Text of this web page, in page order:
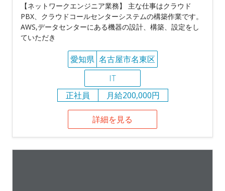
【ネットワークエンジニア業務】 主な仕事はクラウド
PBX、クラウドコールセンターシステムの構築作業です。
AWS,データセンターにある機器の設計、構築、設定をし
ていただき
愛知県 名古屋市名東区
IT
正社員
月給200,000円
詳細を見る